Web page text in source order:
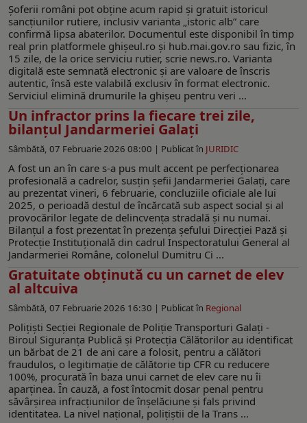
Șoferii români pot obține acum rapid și gratuit istoricul
sancțiunilor rutiere, inclusiv varianta „istoric alb” care
confirmă lipsa abaterilor. Documentul este disponibil în timp
real prin platformele ghișeul.ro și hub.mai.gov.ro sau fizic, în
15 zile, de la orice serviciu rutier, scrie news.ro. Varianta
digitală este semnată electronic și are valoare de înscris
autentic, însă este valabilă exclusiv în format electronic.
Serviciul elimină drumurile la ghișeu pentru veri ...
Un infractor prins la fiecare trei zile,
bilanţul Jandarmeriei Galaţi
Sâmbătă, 07 Februarie 2026 08:00 | Publicat în JURIDIC
A fost un an în care s-a pus mult accent pe perfecționarea
profesională a cadrelor, susțin șefii Jandarmeriei Galați, care
au prezentat vineri, 6 februarie, concluziile oficiale ale lui
2025, o perioadă destul de încărcată sub aspect social și al
provocărilor legate de delincvența stradală și nu numai.
Bilanțul a fost prezentat în prezența șefului Direcției Pază și
Protecție Instituțională din cadrul Inspectoratului General al
Jandarmeriei Române, colonelul Dumitru Ci ...
Gratuitate obţinută cu un carnet de elev
al altcuiva
Sâmbătă, 07 Februarie 2026 16:30 | Publicat în Regional
Polițiști Secției Regionale de Poliție Transporturi Galați -
Biroul Siguranța Publică și Protecția Călătorilor au identificat
un bărbat de 21 de ani care a folosit, pentru a călători
fraudulos, o legitimație de călătorie tip CFR cu reducere
100%, procurată în baza unui carnet de elev care nu îi
aparținea. În cauză, a fost întocmit dosar penal pentru
săvârșirea infracțiunilor de înșelăciune și fals privind
identitatea. La nivel național, polițiștii de la Trans ...